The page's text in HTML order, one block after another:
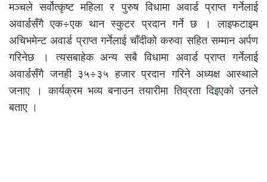
मञ्चले सर्वोत्कृष्ट महिला र पुरुष विधामा अवार्ड प्राप्त गर्नेलाई
अवार्डसँगै एक÷एक थान स्कुटर प्रदान गर्ने छ । लाइफटाइम
अचिभमेन्ट अवार्ड प्राप्त गर्नेलाई चाँदीको करुवा सहित सम्मान अर्पण
गरिनेछ । त्यसबाहेक अन्य सबै विधामा अवार्ड प्राप्त गर्नेलाई
अवार्डसँगै जनही ३५÷३५ हजार प्रदान गरिने अध्यक्ष आस्थाले
जनाए । कार्यक्रम भव्य बनाउन तयारीमा तिव्रता दिइएको उनले
बताए ।